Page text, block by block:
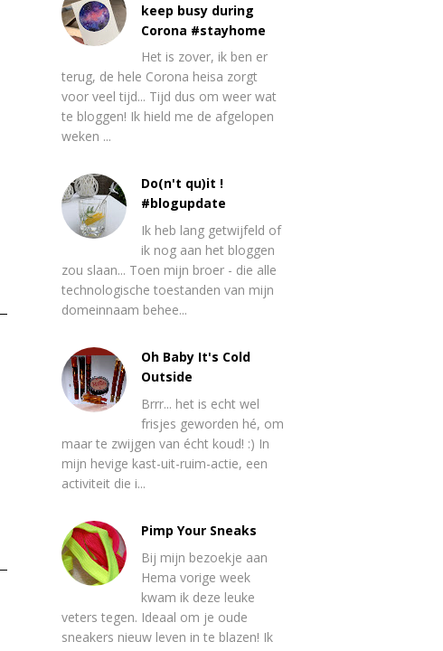
keep busy during
Corona #stayhome
Het is zover, ik ben er
terug, de hele Corona heisa zorgt
voor veel tijd... Tijd dus om weer wat
te bloggen! Ik hield me de afgelopen
weken ...
Do(n't qu)it !
#blogupdate
Ik heb lang getwijfeld of
ik nog aan het bloggen
zou slaan... Toen mijn broer - die alle
technologische toestanden van mijn
domeinnaam behee...
Oh Baby It's Cold
Outside
Brrr... het is echt wel
frisjes geworden hé, om
maar te zwijgen van écht koud! :) In
mijn hevige kast-uit-ruim-actie, een
activiteit die i...
Pimp Your Sneaks
Bij mijn bezoekje aan
Hema vorige week
kwam ik deze leuke
veters tegen. Ideaal om je oude
sneakers nieuw leven in te blazen! Ik